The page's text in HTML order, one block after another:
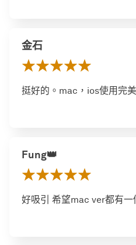
金石
挺好的。mac，ios使用完
Fung👑
好吸引 希望mac ver都有一